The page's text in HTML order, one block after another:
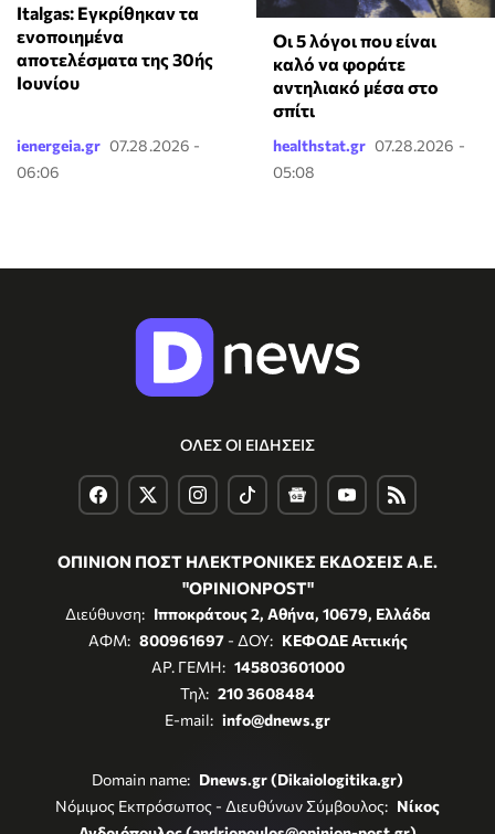
Italgas: Eγκρίθηκαν τα
ενοποιημένα
αποτελέσματα της 30ής
Ιουνίου
ienergeia.gr 07.28.2026 -
06:06
Οι 5 λόγοι που είναι
καλό να φοράτε
αντηλιακό μέσα στο
σπίτι
healthstat.gr 07.28.2026 -
05:08
ΟΛΕΣ ΟΙ ΕΙΔΗΣΕΙΣ
ΟΠΙΝΙΟΝ ΠΟΣΤ ΗΛΕΚΤΡΟΝΙΚΕΣ ΕΚΔΟΣΕΙΣ Α.Ε.
"OPINIONPOST"
Διεύθυνση: Ιπποκράτους 2, Αθήνα, 10679, Ελλάδα
ΑΦΜ: 800961697- ΔΟΥ: ΚΕΦΟΔΕ Αττικής
ΑΡ. ΓΕΜΗ: 145803601000
Τηλ: 210 3608484
E-mail: info@dnews.gr
Domain name: Dnews.gr (Dikaiologitika.gr)
Νόμιμος Εκπρόσωπος - Διευθύνων Σύμβουλος: Νίκος